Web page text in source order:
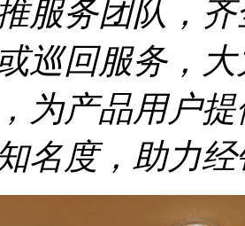
服务团队，
巡回服务，
为产品用户
名度，助力